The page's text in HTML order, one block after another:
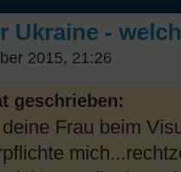
Ukraine -
2015, 21:26
geschrieben:
Frau beim